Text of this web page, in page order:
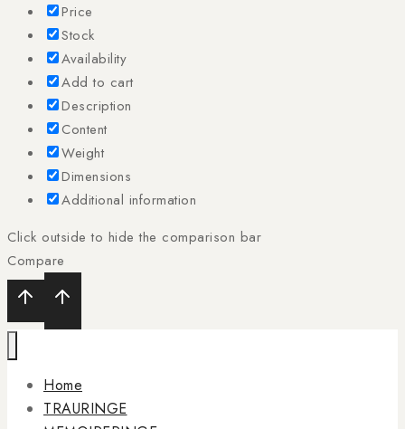
Price
Stock
Availability
Add to cart
Description
Content
Weight
Dimensions
Additional information
Click outside to hide the comparison bar
Compare
Home
TRAURINGE